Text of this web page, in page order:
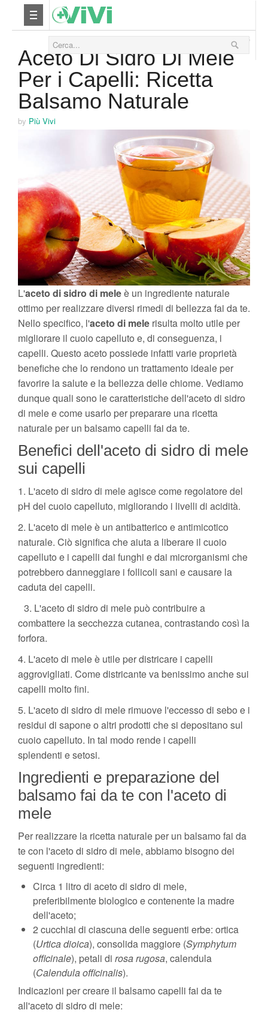
Yoga
Salute
Bellezza
Fitness
Relax
Viaggi & Vacanze
16 Agosto 2016
Aceto Di Sidro Di Mele
Per i Capelli: Ricetta
Balsamo Naturale
by Più Vivi
L'aceto di sidro di meleè un ingrediente naturale
ottimo per realizzare diversi rimedi di bellezza fai da te.
Nello specifico, l'aceto di mele risulta molto utile per
migliorare il cuoio capelluto e, di conseguenza, i
capelli. Questo aceto possiede infatti varie proprietà
benefiche che lo rendono un trattamento ideale per
favorire la salute e la bellezza delle chiome. Vediamo
dunque quali sono le caratteristiche dell'aceto di sidro
di mele e come usarlo per preparare una ricetta
naturale per un balsamo capelli fai da te.
Benefici dell'aceto di sidro di mele
sui capelli
1. L'aceto di sidro di mele agisce come regolatore del
pH del cuoio capelluto, migliorando i livelli di acidità.
2. L'aceto di mele è un antibatterico e antimicotico
naturale. Ciò significa che aiuta a liberare il cuoio
capelluto e i capelli dai funghi e dai microrganismi che
potrebbero danneggiare i follicoli sani e causare la
caduta dei capelli.
3. L'aceto di sidro di mele può contribuire a
combattere la secchezza cutanea, contrastando così la
forfora.
4. L'aceto di mele è utile per districare i capelli
aggrovigliati. Come districante va benissimo anche sui
capelli molto fini.
5. L'aceto di sidro di mele rimuove l'eccesso di sebo e i
residui di sapone o altri prodotti che si depositano sul
cuoio capelluto. In tal modo rende i capelli
splendenti e setosi.
Ingredienti e preparazione del
balsamo fai da te con l'aceto di
mele
Per realizzare la ricetta naturale per un balsamo fai da
te con l'aceto di sidro di mele, abbiamo bisogno dei
seguenti ingredienti:
Circa 1 litro di aceto di sidro di mele,
preferibilmente biologico e contenente la madre
dell'aceto;
2 cucchiai di ciascuna delle seguenti erbe: ortica
(Urtica dioica), consolida maggiore (Symphytum
officinale), petali di rosa rugosa, calendula
(Calendula officinalis).
Indicazioni per creare il balsamo capelli fai da te
all'aceto di sidro di mele: